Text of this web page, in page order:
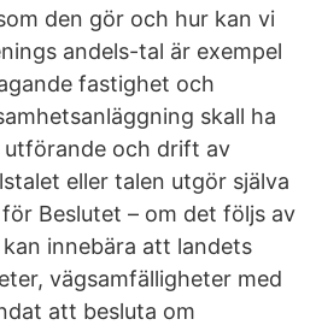
den gör och hur kan vi
andels-tal är exempel
fastighet och
skall ha
och drift av
eller talen utgör själva
Beslutet – om det följs av
innebära att landets
vägsamfälligheter med
att besluta om